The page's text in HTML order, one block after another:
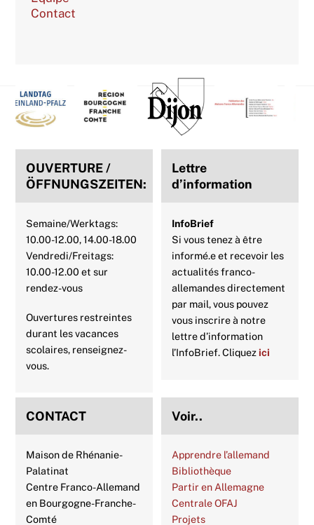
Contact
Back
To
Top
OUVERTURE /
ÖFFNUNGSZEITEN:
Semaine/Werktags:
10.00-12.00, 14.00-18.00
Vendredi/Freitags:
10.00-12.00 et sur
rendez-vous
Ouvertures restreintes
durant les vacances
scolaires, renseignez-
vous.
Lettre
d’information
InfoBrief
Si vous tenez à être
informé.e et recevoir les
actualités franco-
allemandes directement
par mail, vous pouvez
vous inscrire à notre
lettre d’information
l’InfoBrief. Cliquezici
CONTACT
Maison de Rhénanie-
Palatinat
Centre Franco-Allemand
en Bourgogne-Franche-
Comté
Voir..
Apprendre l’allemand
Bibliothèque
Partir en Allemagne
Centrale OFAJ
Projets